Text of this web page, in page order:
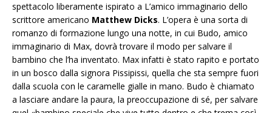
spettacolo liberamente ispirato a L’amico immaginario dello
scrittore americano Matthew Dicks. L’opera è una sorta di
romanzo di formazione lungo una notte, in cui Budo, amico
immaginario di Max, dovrà trovare il modo per salvare il
bambino che l’ha inventato. Max infatti è stato rapito e portato
in un bosco dalla signora Pissipissi, quella che sta sempre fuori
dalla scuola con le caramelle gialle in mano. Budo è chiamato
a lasciare andare la paura, la preoccupazione di sé, per salvare